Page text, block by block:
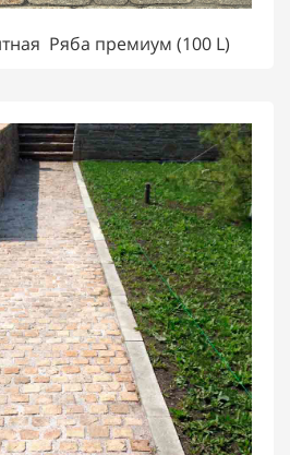
Ряба премиум (100 L)